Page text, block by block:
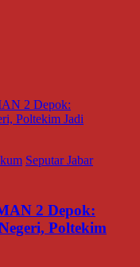
Seputar Jabar
2 Depok:
Poltekim